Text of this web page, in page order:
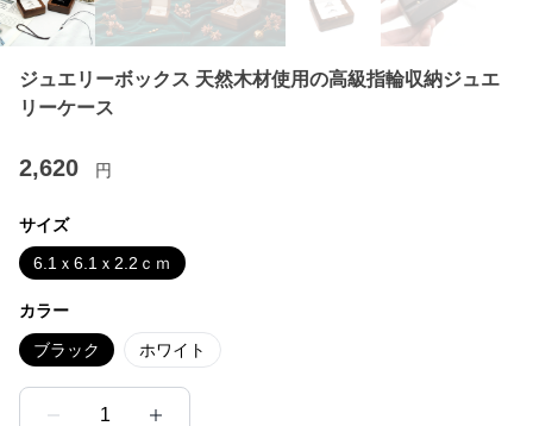
ジュエリーボックス 天然木材使用の高級指輪収納ジュエ
リーケース
2,620 円
サイズ
6.1ｘ6.1ｘ2.2ｃｍ
カラー
ブラック ホワイト
1